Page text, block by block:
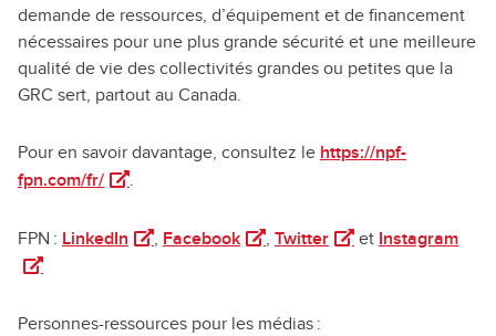
demande de ressources, d’équipement et de financement
nécessaires pour une plus grande sécurité et une meilleure
qualité de vie des collectivités grandes ou petites que la
GRC sert, partout au Canada.
Pour en savoir davantage, consultez le https://npf-
fpn.com/fr/ (ouvre dans un nouvel onglet)
.
FPN : LinkedIn (ouvre dans un nouvel onglet)
, Facebook (ouvre dans un nouvel onglet)
, Twitter (ouvre dans un
et Instagram
Personnes-ressources pour les médias :